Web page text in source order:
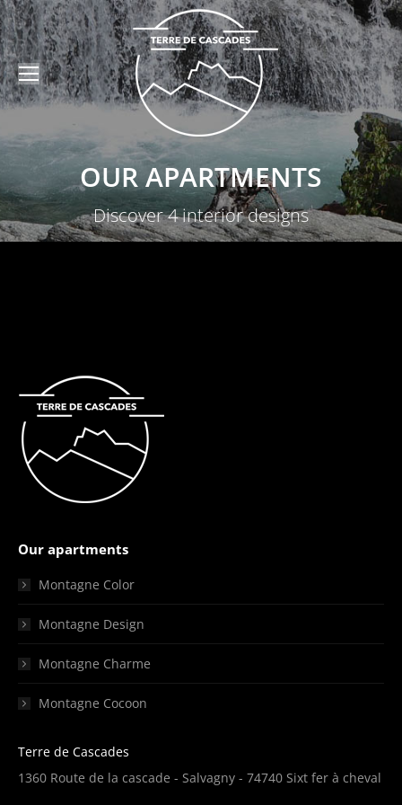
OUR APARTMENTS
Discover 4 interior designs
Our apartments
Montagne Color
Montagne Design
Montagne Charme
Montagne Cocoon
Terre de Cascades
1360 Route de la cascade - Salvagny - 74740 Sixt fer à cheval